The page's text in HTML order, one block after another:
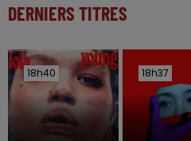
DERNIERS TITRES
18h40
18h40 18h37
18h37